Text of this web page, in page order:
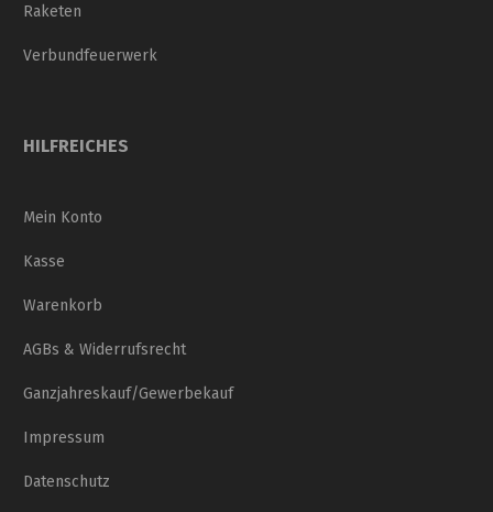
Raketen
Verbundfeuerwerk
HILFREICHES
Mein Konto
Kasse
Warenkorb
AGBs & Widerrufsrecht
Ganzjahreskauf/Gewerbekauf
Impressum
Datenschutz